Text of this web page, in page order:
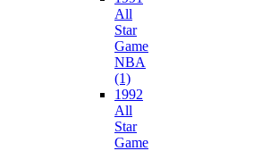
All
Star
Game
NBA
(1)
1992
All
Star
Game